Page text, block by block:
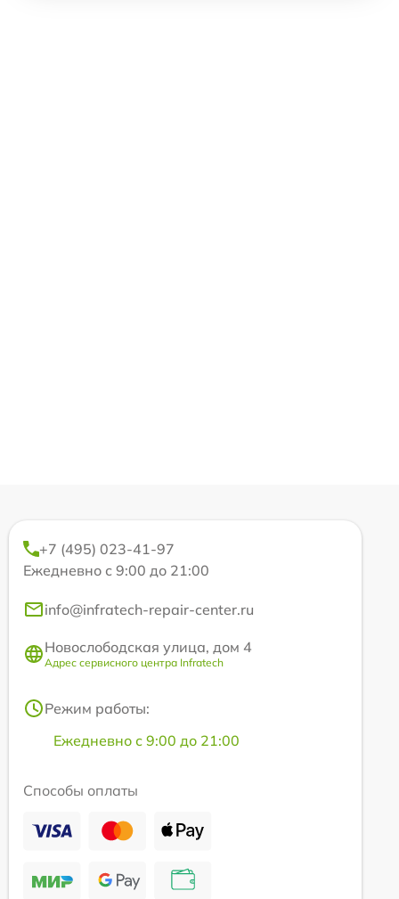
+7 (495) 023-41-97
Ежедневно с 9:00 до 21:00
info@infratech-repair-center.ru
Новослободская улица, дом 4
Адрес сервисного центра Infratech
Режим работы:
Ежедневно с 9:00 до 21:00
Способы оплаты